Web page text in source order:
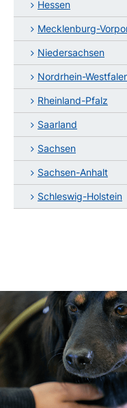
Hessen
Mecklenburg-
Niedersachsen
Nordrhein-
Rheinland-Pfalz
Saarland
Sachsen
Sachsen-Anhalt
Schleswig-Holstein